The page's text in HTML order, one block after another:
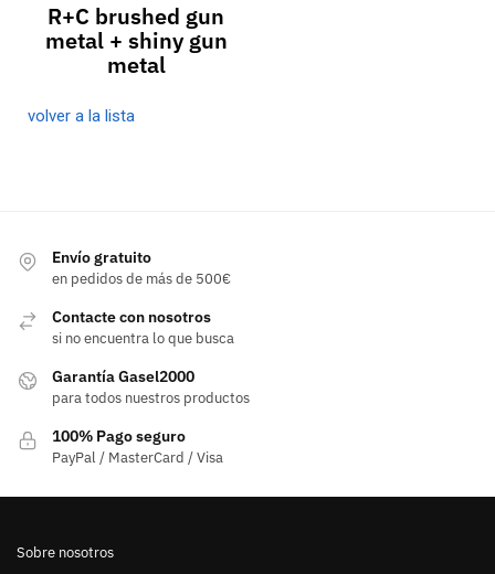
R+C brushed gun
metal + shiny gun
metal
volver a la lista
Envío gratuito
en pedidos de más de 500€
Contacte con nosotros
si no encuentra lo que busca
Garantía Gasel2000
para todos nuestros productos
100% Pago seguro
PayPal / MasterCard / Visa
Sobre nosotros